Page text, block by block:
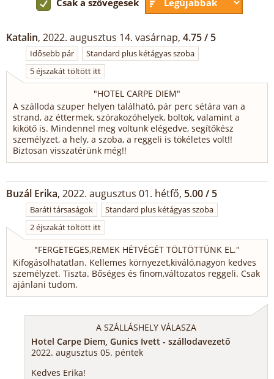
Csak a szövegesek
Katalin, 2022. augusztus 14. vasárnap, 4.75 / 5
Idősebb pár
Standard plus kétágyas szoba
5 éjszakát töltött itt
"HOTEL CARPE DIEM"
A szálloda szuper helyen található, pár perc sétára van a
strand, az éttermek, szórakozóhelyek, boltok, valamint a
kikötő is. Mindennel meg voltunk elégedve, segítőkész
személyzet, a hely, a szoba, a reggeli is tökéletes volt!!
Biztosan visszatérünk még!!
Buzál Erika, 2022. augusztus 01. hétfő, 5.00 / 5
Baráti társaságok
Standard plus kétágyas szoba
2 éjszakát töltött itt
"FERGETEGES,REMEK HÉTVÉGÉT TÖLTÖTTÜNK EL."
Kifogásolhatatlan. Kellemes környezet,kiváló,nagyon kedves
személyzet. Tiszta. Bőséges és finom,változatos reggeli. Csak
ajánlani tudom.
A SZÁLLÁSHELY VÁLASZA
Hotel Carpe Diem, Gunics Ivett - szállodavezető
2022. augusztus 05. péntek
Kedves Erika!